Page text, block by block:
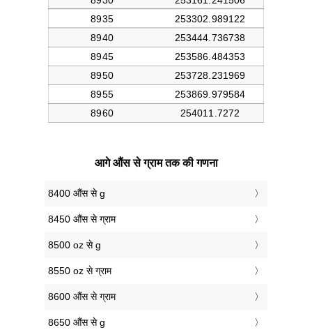
आगे औंस से ग्राम तक की गणना
8400 औंस से g
8450 औंस से ग्राम
8500 oz से g
8550 oz से ग्राम
8600 औंस से ग्राम
8650 औंस से g